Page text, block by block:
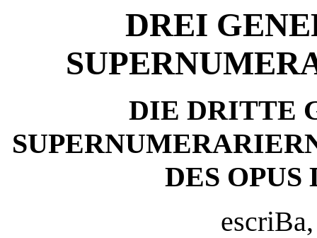
DREI
DIE DRITTE
DES